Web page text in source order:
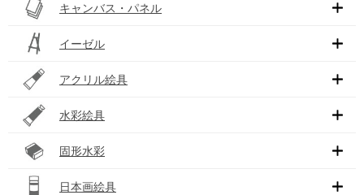
キャンバス・パネル
イーゼル
アクリル絵具
水彩絵具
固形水彩
日本画絵具